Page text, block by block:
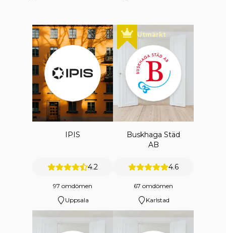
IPIS
4.2
97 omdömen
Uppsala
Utmärkt
Buskhaga Städ
AB
4.6
67 omdömen
Karlstad